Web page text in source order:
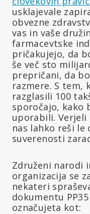
usklajevale
obvezne
vas in vaše
farmacevtske
pričakujejo, da
še več sto
prepričani, da
razmere. S tem,
razglasili 100
sporočajo, kako
uporabili. Verjeli
nas lahko reši
suverenosti
Združeni narodi
organizacija se
nekateri
dokumentu
označujeta kot: